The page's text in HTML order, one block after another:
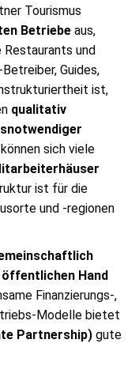
Tourismus
Betriebeaus,
und
Guides,
ist,
qualitativ
sich viele
ist für die
und -regionen
öffentlichen Hand
Finanzierungs-,
Modelle bietet
Partnership)gute